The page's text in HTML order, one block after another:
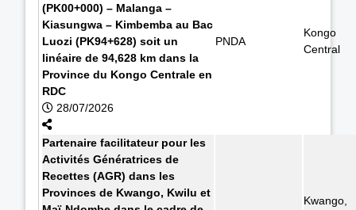
(PK00+000) – Malanga –
Kiasungwa – Kimbemba au Bac
Luozi (PK94+628) soit un
linéaire de 94,628 km dans la
Province du Kongo Centrale en
RDC
28/07/2026
PNDA
Kongo
Central
Partenaire facilitateur pour les
Activités Génératrices de
Recettes (AGR) dans les
Provinces de Kwango, Kwilu et
Kwango,